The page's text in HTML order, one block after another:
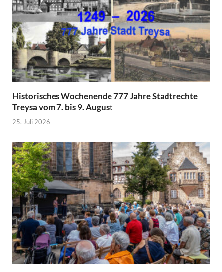
Historisches Wochenende 777 Jahre Stadtrechte
Treysa vom 7. bis 9. August
25. Juli 2026